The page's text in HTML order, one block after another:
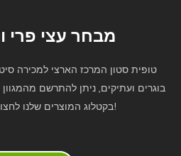
מבחר עצי פרי
טופית סטון המרכז הארצי למכירה
בוגרים ועתיקים, ניתן להתרשם
בקטלוג המוצרים שלנו לחצו כאן ונשמח לעזור!